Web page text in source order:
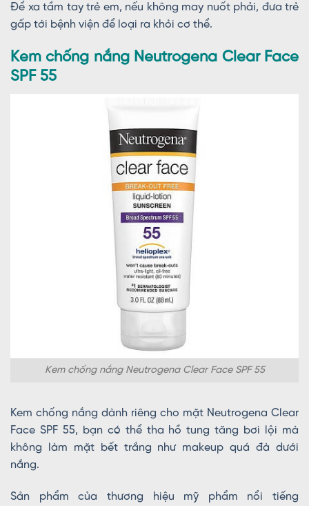
Để xa tầm tay trẻ em, nếu không may nuốt phải, đưa trẻ
gấp tới bệnh viện để loại ra khỏi cơ thể.
Kem chống nắng Neutrogena Clear Face
SPF 55
Kem chống nắng Neutrogena Clear Face SPF 55
Kem chống nắng dành riêng cho mặt Neutrogena Clear
Face SPF 55, bạn có thể tha hồ tung tăng bơi lội mà
không làm mặt bết trắng như makeup quá đà dưới
nắng.
Sản phẩm của thương hiệu mỹ phẩm nổi tiếng